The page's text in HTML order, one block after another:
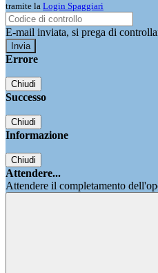
tramite la Login Spaggiari
E-mail inviata, si prega di
Errore
Chiudi
Successo
Chiudi
Informazione
Chiudi
Attendere...
Attendere il completamento